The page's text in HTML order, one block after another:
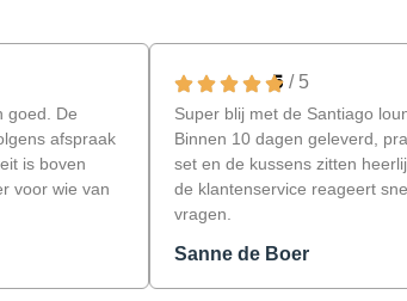
goed. De
afspraak
is boven
voor wie van
5 / 5
Super blij met de Santiago
Binnen 10 dagen geleverd,
set en de kussens zitten
de klantenservice reageert
vragen.
Sanne de Boer